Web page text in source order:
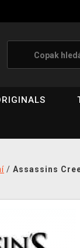
/ Assassins